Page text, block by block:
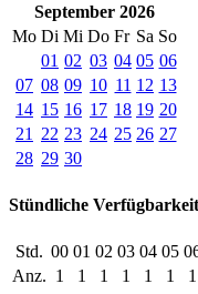
September 2026
Mo Di Mi Do Fr Sa So
01 02 03 04 05 06
07 08 09 10 11 12 13
14 15 16 17 18 19 20
21
22 23 24 25 26 27
28 29 30
Stündliche
Std. 00 01 02 03 04 05
Anz. 1 1 1 1 1 1 1